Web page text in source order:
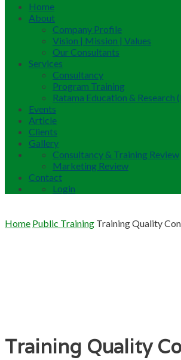
Home
About
Company Profile
Vision | Mission | Values
Our Consultants
Services
Consultancy
Program Training
Ratama Education & Research
Events
Article
Clients
Gallery
Consultancy & Training Review
Marketing Review
Contact
Login
Home Public Training Training Quality
Training Quality